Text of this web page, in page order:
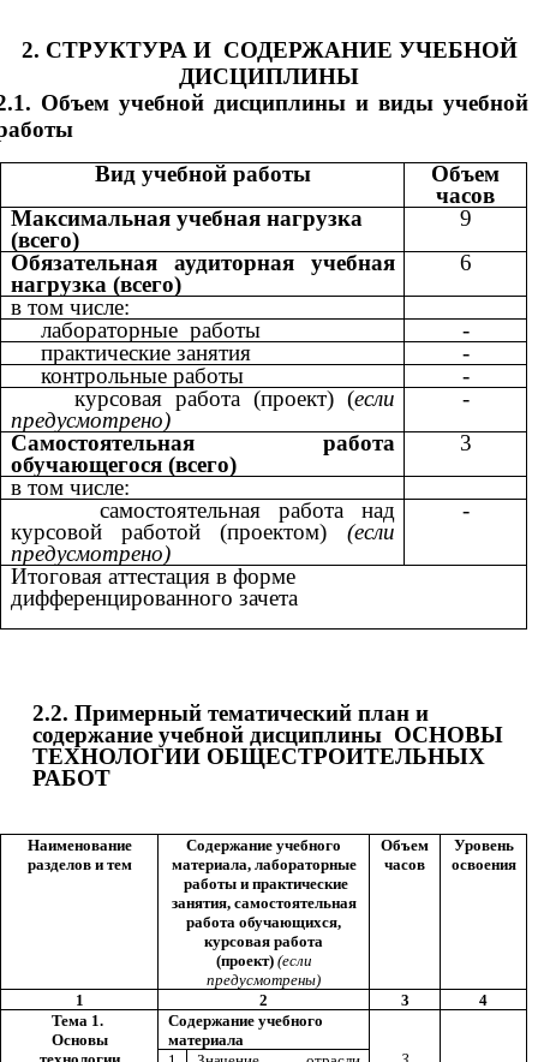
2. СТРУКТУРА И СОДЕРЖАНИЕ УЧЕБНОЙ
ДИСЦИПЛИНЫ
Объем учебной дисциплины и виды учебной
Вид учебной работы
Объем
часов
Максимальная учебная нагрузка
(всего)
9
Обязательная аудиторная учебная
нагрузка (всего)
6
в том числе:
лабораторные работы
-
практические занятия
-
контрольные работы
-
курсовая работа (проект) (если
предусмотрено)
-
Самостоятельная работа
обучающегося (всего)
3
в том числе:
самостоятельная работа над
курсовой работой (проектом) (если
предусмотрено)
-
Итоговая аттестация в форме
дифференцированного зачета
2.2. Примерный тематический план и
содержание учебной дисциплиныОСНОВЫ
ТЕХНОЛОГИИ ОБЩЕСТРОИТЕЛЬНЫХ
РАБОТ
Наименование
разделов и тем
Содержание учебного
материала, лабораторные
работы и практические
занятия, самостоятельная
работа обучающихся,
курсовая работа
(проект)(если
предусмотрены)
Объем
часов
Уровень
освоения
1 2 3
4
Тема 1.
Основы
Содержание учебного
материала